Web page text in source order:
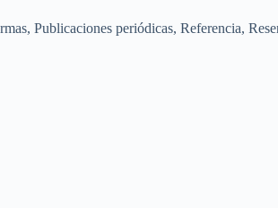
Publicaciones periódicas, Referencia,